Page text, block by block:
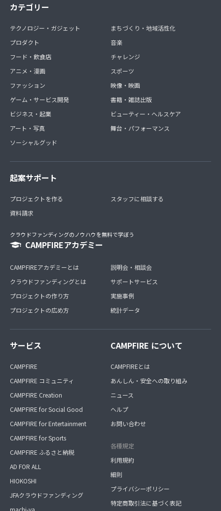
カテゴリー
テクノロジー・ガジェット
プロダクト
フード・飲食店
アニメ・漫画
ファッション
ゲーム・サービス開発
ビジネス・起業
アート・写真
ソーシャルグッド
まちづくり・地域活性化
音楽
チャレンジ
スポーツ
映像・映画
書籍・雑誌出版
ビューティー・ヘルスケア
舞台・パフォーマンス
起案サポート
プロジェクトを作る
資料請求
スタッフに相談する
クラウドファンディングのノウハウを無料で学ぼう
CAMPFIREアカデミー
CAMPFIREアカデミーとは
クラウドファンディングとは
プロジェクトの作り方
プロジェクトの広め方
説明会・相談会
サポートサービス
実施事例
統計データ
サービス
CAMPFIRE
CAMPFIRE コミュニティ
CAMPFIRE Creation
CAMPFIRE for Social Good
CAMPFIRE for Entertainment
CAMPFIRE for Sports
CAMPFIRE ふるさと納税
AD FOR ALL
HIOKOSHI
JFAクラウドファンディング
machi-ya
CAMPFIRE について
CAMPFIREとは
あんしん・安全への取り組み
ニュース
ヘルプ
お問い合わせ
各種規定
利用規約
細則
プライバシーポリシー
特定商取引法に基づく表記